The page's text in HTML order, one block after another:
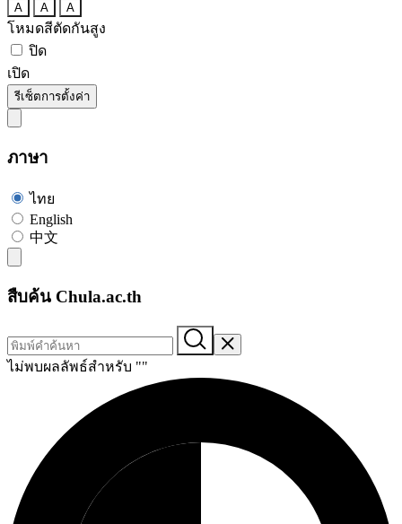
A A A
โหมดสีตัดกันสูง
ปิด
เปิด
รีเซ็ตการตั้งค่า
ภาษา
ไทย
English
中文
สืบค้น Chula.ac.th
ไม่พบผลลัพธ์สำหรับ ""